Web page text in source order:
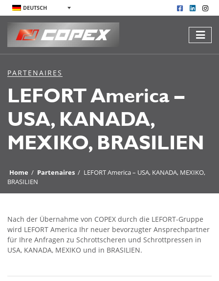
DEUTSCH
PARTENAIRES
LEFORT America –
USA, KANADA,
MEXIKO, BRASILIEN
Home / Partenaires / LEFORT America – USA, KANADA, MEXIKO,
BRASILIEN
Nach der Übernahme von COPEX durch die LEFORT-Gruppe
wird LEFORT America Ihr neuer bevorzugter Ansprechpartner
für Ihre Anfragen zu Schrottscheren und Schrottpressen in
USA, KANADA, MEXIKO und in BRASILIEN.